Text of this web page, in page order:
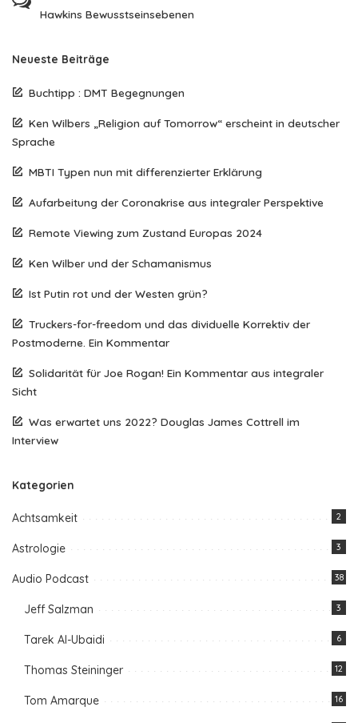
Hawkins Bewusstseinsebenen
Neueste Beiträge
Buchtipp : DMT Begegnungen
Ken Wilbers „Religion auf Tomorrow“ erscheint in deutscher
Sprache
MBTI Typen nun mit differenzierter Erklärung
Aufarbeitung der Coronakrise aus integraler Perspektive
Remote Viewing zum Zustand Europas 2024
Ken Wilber und der Schamanismus
Ist Putin rot und der Westen grün?
Truckers-for-freedom und das dividuelle Korrektiv der
Postmoderne. Ein Kommentar
Solidarität für Joe Rogan! Ein Kommentar aus integraler
Sicht
Was erwartet uns 2022? Douglas James Cottrell im
Interview
Kategorien
Achtsamkeit 2
Astrologie 3
Audio Podcast 38
Jeff Salzman 3
Tarek Al-Ubaidi 6
Thomas Steininger 12
Tom Amarque 16